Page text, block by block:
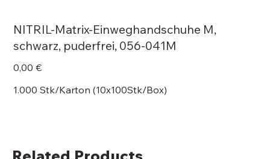
NITRIL-Matrix-Einweghandschuhe M,
schwarz, puderfrei, 056-041M
Price
0,00 €
1.000 Stk/Karton (10x100Stk/Box)